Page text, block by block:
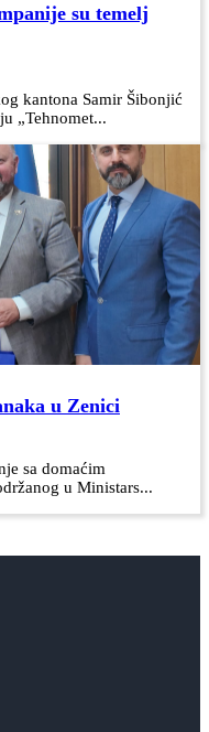
su temelj
kantona Samir Šibonjić
„Tehnomet...
u Zenici
sa domaćim
u Ministars...